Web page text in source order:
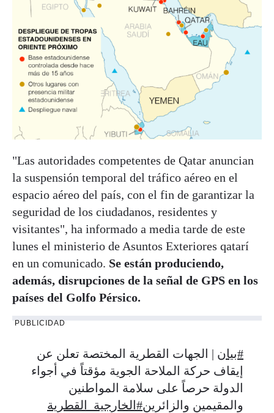
"Las autoridades competentes de Qatar anuncian
la suspensión temporal del tráfico aéreo en el
espacio aéreo del país, con el fin de garantizar la
seguridad de los ciudadanos, residentes y
visitantes", ha informado a media tarde de este
lunes el ministerio de Asuntos Exteriores qatarí
en un comunicado. Se están produciendo,
además, disrupciones de la señal de GPS en los
países del Golfo Pérsico.
PUBLICIDAD
#بيان | الجهات القطرية المختصة تعلن عن
إيقاف حركة الملاحة الجوية مؤقتاً في أجواء
الدولة حرصاً على سلامة المواطنين
والمقيمين والزائرين#الخارجية_القطرية